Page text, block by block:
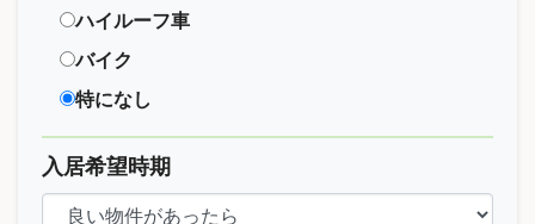
ハイルーフ車
バイク
特になし
入居希望時期